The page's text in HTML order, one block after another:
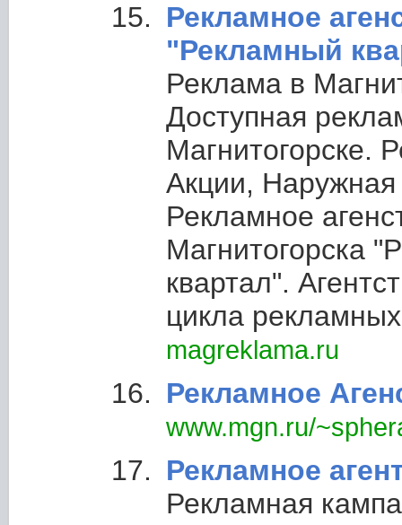
Рекламное
"Рекламный
Реклама в
Доступная
Магнитогорске.
Акции,
Рекламное
Магнитогорска
квартал".
цикла рекламных
magreklama.ru
Рекламное
www.mgn.ru/
Рекламное
Рекламная